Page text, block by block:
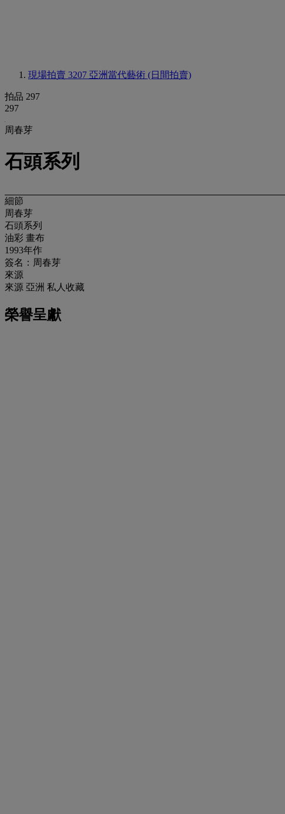
現場拍賣 3207 亞洲當代藝術 (日間拍賣)
拍品 297
297
周春芽
石頭系列
細節
周春芽
石頭系列
油彩 畫布
1993年作
簽名：周春芽
來源
來源 亞洲 私人收藏
榮譽呈獻